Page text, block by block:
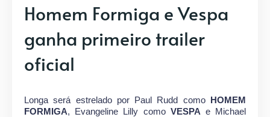
Homem Formiga e Vespa
ganha primeiro trailer
oficial
Longa será estrelado por Paul Rudd como HOMEM
FORMIGA, Evangeline Lilly como VESPA e Michael